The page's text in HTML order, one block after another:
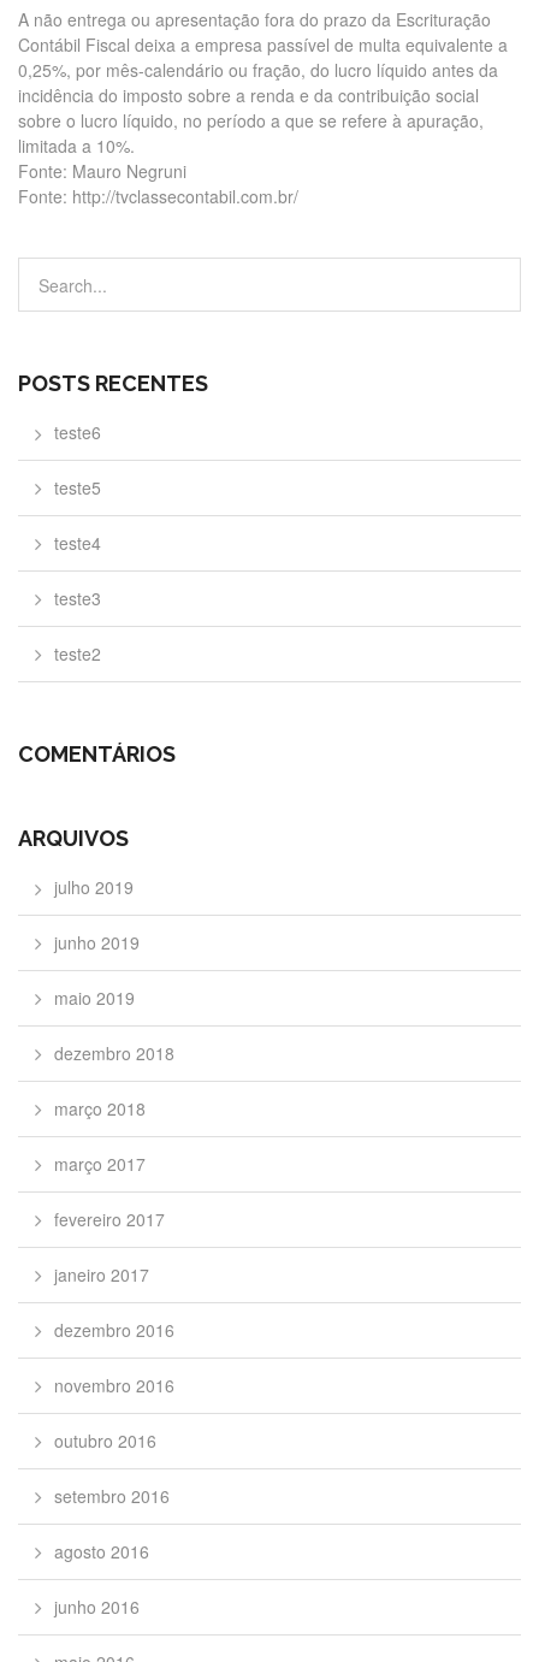
A não entrega ou apresentação fora do prazo da Escrituração
Contábil Fiscal deixa a empresa passível de multa equivalente a
0,25%, por mês-calendário ou fração, do lucro líquido antes da
incidência do imposto sobre a renda e da contribuição social
sobre o lucro líquido, no período a que se refere à apuração,
limitada a 10%.
Fonte: Mauro Negruni
Fonte: http://tvclassecontabil.com.br/
POSTS RECENTES
teste6
teste5
teste4
teste3
teste2
COMENTÁRIOS
ARQUIVOS
julho 2019
junho 2019
maio 2019
dezembro 2018
março 2018
março 2017
fevereiro 2017
janeiro 2017
dezembro 2016
novembro 2016
outubro 2016
setembro 2016
agosto 2016
junho 2016